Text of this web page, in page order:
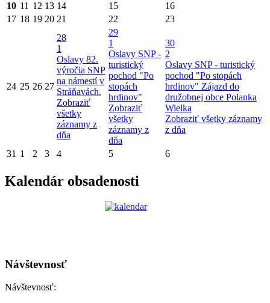
10 11 12 13 14 15
16
17 18 19 20 21 22 23
24 25 26 27
28
1
Oslavy 82.
výročia SNP
na námestí v
Stráňavách.
Zobraziť
všetky
záznamy z
dňa
29
1
Oslavy SNP -
turistický
pochod "Po
stopách
hrdinov"
Zobraziť
všetky
záznamy z
dňa
30
2
Oslavy SNP - turistický
pochod "Po stopách
hrdinov" Zájazd do
družobnej obce Polanka
Wielka
Zobraziť všetky záznamy
z dňa
31 1 2 3 4 5 6
Kalendár obsadenosti
Návštevnosť
Návštevnosť: